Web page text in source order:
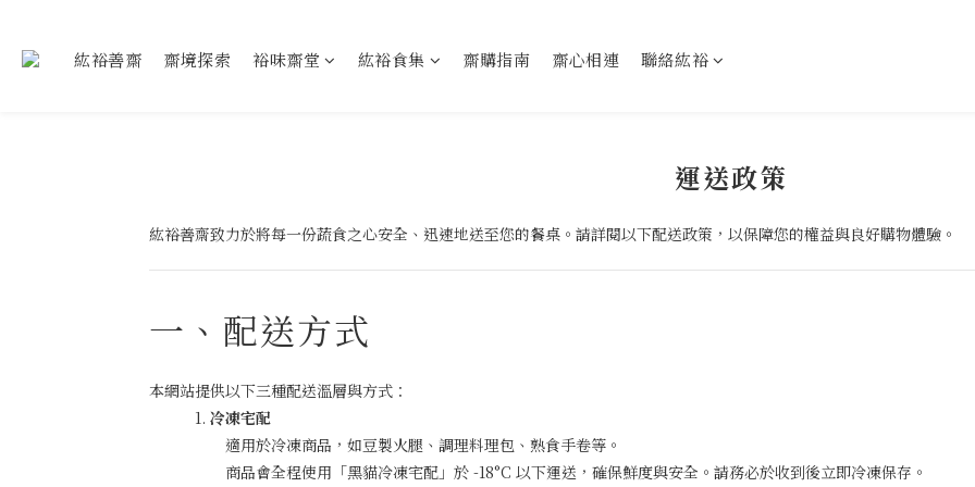
紘裕善齋 齋境探索 裕味齋堂 紘裕食集 齋購指南 齋心相連 聯絡紘裕
運送政策
紘裕善齋致力於將每一份蔬食之心安全、迅速地送至您的餐桌。請詳閱以下配送政策，以保障您的權益與良好購物體驗。
一、配送方式
本網站提供以下三種配送溫層與方式：
冷凍宅配
適用於冷凍商品，如豆製火腿、調理料理包、熟食手卷等。
商品會全程使用「黑貓冷凍宅配」於 -18°C 以下運送，確保鮮度與安全。請務必於收到後立即冷凍保存。